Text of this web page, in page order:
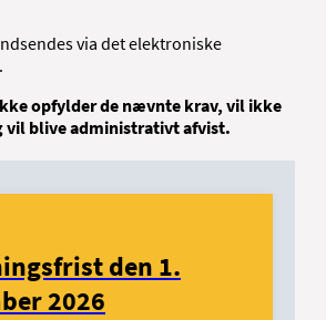
via det elektroniske
opfylder de nævnte krav, vil ikke
vil blive administrativt afvist.
den 1.
2026